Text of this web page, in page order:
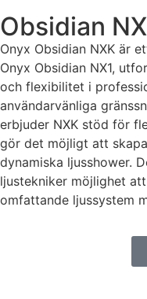
Obsidian
Onyx Obsidian NXK är
Onyx Obsidian NX1,
och flexibilitet i
användarvänliga
erbjuder NXK stöd för
gör det möjligt att
dynamiska ljusshower.
ljustekniker möjlighet
omfattande ljussystem